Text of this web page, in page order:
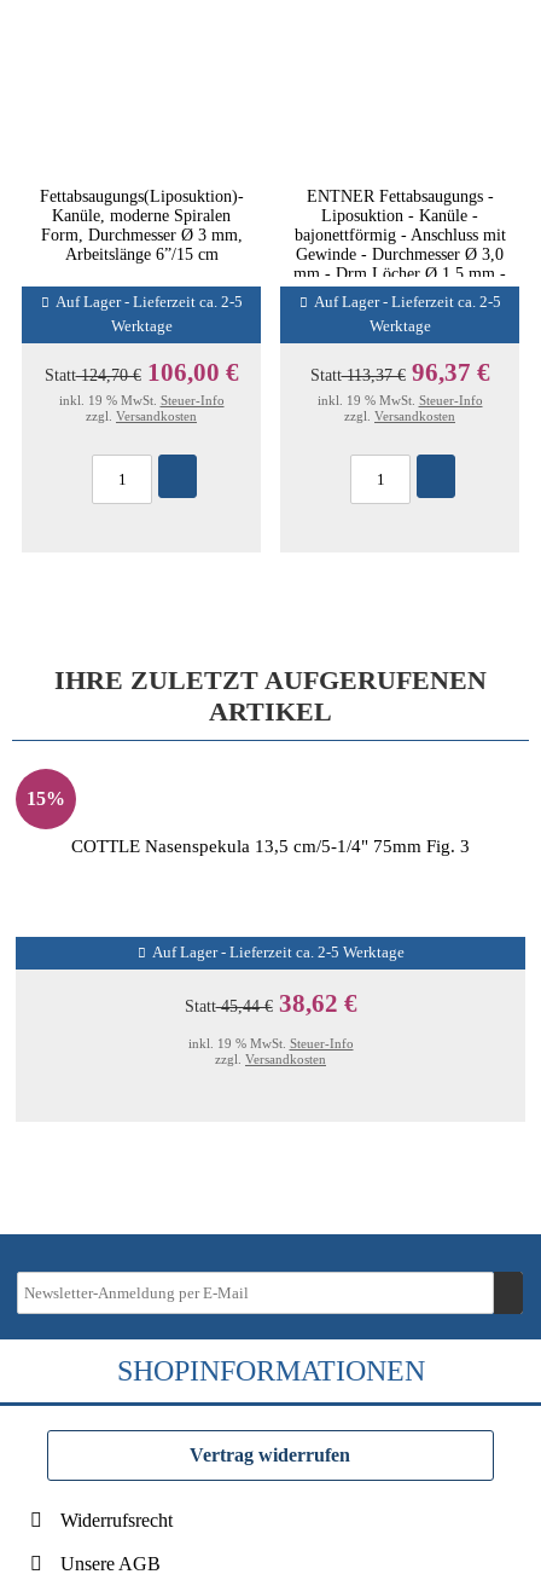
Fettabsaugungs(Liposuktion)-
Kanüle, moderne Spiralen
Form, Durchmesser Ø 3 mm,
Arbeitslänge 6”/15 cm
Auf Lager - Lieferzeit ca. 2-5
Werktage
Statt124,70 € 106,00 €
inkl. 19 % MwSt. Steuer-Info
zzgl. Versandkosten
ENTNER Fettabsaugungs -
Liposuktion - Kanüle -
bajonettförmig - Anschluss mit
Gewinde - Durchmesser Ø 3,0
mm - Drm.Löcher Ø 1,5 mm -
Löcher 22 - Arbeitslänge 8'' -
20 cm
Auf Lager - Lieferzeit ca. 2-5
Werktage
Statt113,37 € 96,37 €
inkl. 19 % MwSt. Steuer-Info
zzgl. Versandkosten
IHRE ZULETZT AUFGERUFENEN
ARTIKEL
15%
COTTLE Nasenspekula 13,5 cm/5-1/4" 75mm Fig. 3
Auf Lager - Lieferzeit ca. 2-5 Werktage
Statt45,44 € 38,62 €
inkl. 19 % MwSt. Steuer-Info
zzgl. Versandkosten
SHOPINFORMATIONEN
Vertrag widerrufen
Widerrufsrecht
Unsere AGB